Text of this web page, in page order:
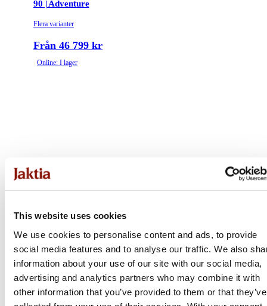
This website uses cookies
We use cookies to personalise content and ads, to provide
social media features and to analyse our traffic. We also
information about your use of our site with our social media,
advertising and analytics partners who may combine it with
other information that you’ve provided to them or that they’ve
90 | Adventure
Flera varianter
Från 46 799 kr
Online: I lager